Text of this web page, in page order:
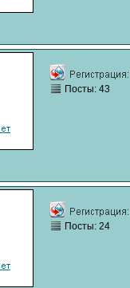
Посты: 43
Посты: 24